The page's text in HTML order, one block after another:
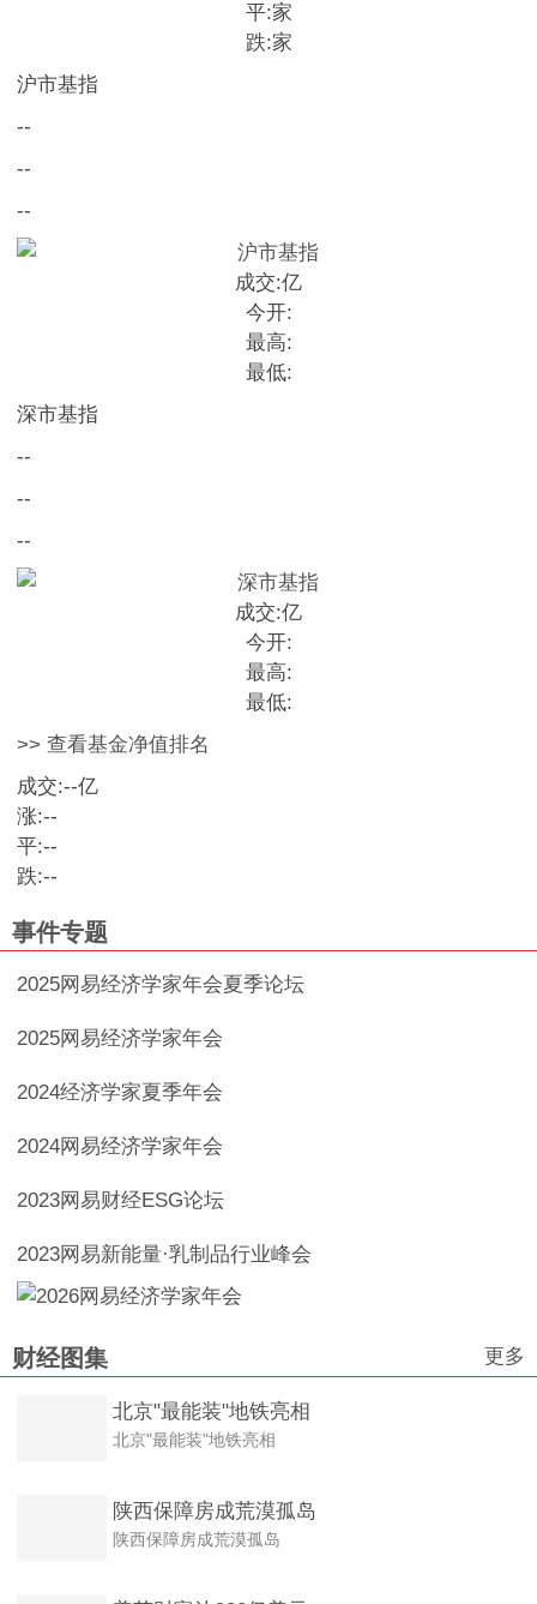
平:家
跌:家
沪市基指
--
--
--
成交:亿
今开:
最高:
最低:
深市基指
--
--
--
成交:亿
今开:
最高:
最低:
>> 查看基金净值排名
成交:--亿
涨:--
平:--
跌:--
事件专题
2025网易经济学家年会夏季论坛
2025网易经济学家年会
2024经济学家夏季年会
2024网易经济学家年会
2023网易财经ESG论坛
2023网易新能量·乳制品行业峰会
财经图集 更多
北京"最能装"地铁亮相
北京"最能装"地铁亮相
陕西保障房成荒漠孤岛
陕西保障房成荒漠孤岛